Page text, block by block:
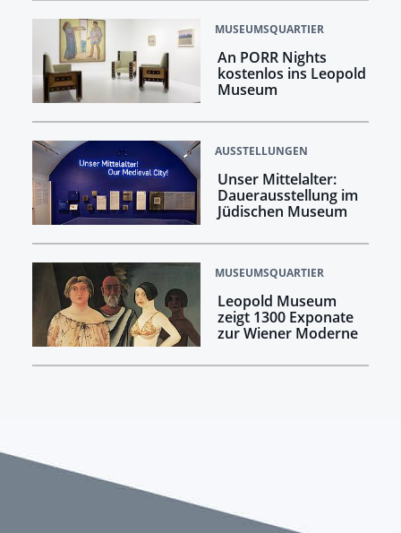
MUSEUMSQUARTIER
An PORR Nights
kostenlos ins Leopold
Museum
AUSSTELLUNGEN
Unser Mittelalter:
Dauerausstellung im
Jüdischen Museum
MUSEUMSQUARTIER
Leopold Museum
zeigt 1300 Exponate
zur Wiener Moderne